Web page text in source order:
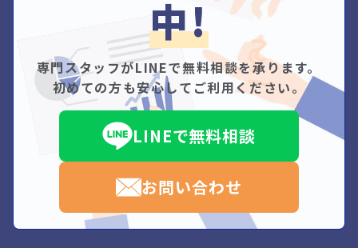
中!
専門スタッフがLINEで無料相談を承ります。
初めての方も安心してご利用ください。
LINEで無料相談
お問い合わせ